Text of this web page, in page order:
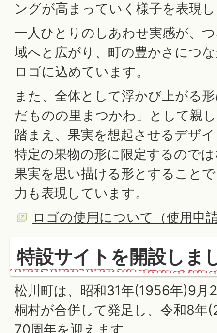
ングが高まっていく様子を表現
一人ひとりのしあわせ実感が、
域へと広がり、町の豊かさにつ
ロゴに込めています。
また、全体として浮かび上がる
だものの里まつかわ」として親
踏まえ、果実を想起させるデザ
特定の果物の形に限定するので
果実を思い描ける形とすること
力も表現しています。
ロゴの使用について（使用申
特設サイトを開設しま
松川町は、昭和31年(1956年)9月
桐村が合併して発足し、令和8年
70周年を迎えます。